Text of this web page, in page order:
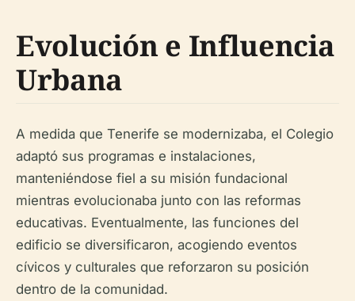
Evolución e Influencia
Urbana
A medida que Tenerife se modernizaba, el Colegio
adaptó sus programas e instalaciones,
manteniéndose fiel a su misión fundacional
mientras evolucionaba junto con las reformas
educativas. Eventualmente, las funciones del
edificio se diversificaron, acogiendo eventos
cívicos y culturales que reforzaron su posición
dentro de la comunidad.